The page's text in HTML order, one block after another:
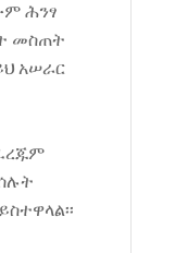
ሕንፃ
መስጠት
አሠራር